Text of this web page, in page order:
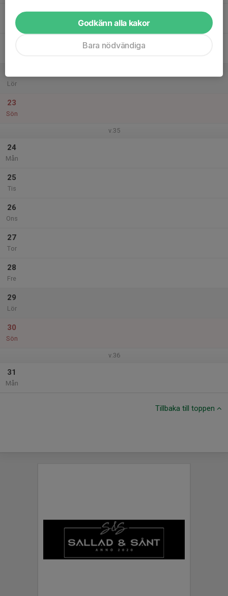
Tor
Lör
23
Sön
v.35
24
Mån
25
Tis
26
Ons
27
Tor
28
Fre
29
Lör
30
Sön
v.36
31
Mån
Tillbaka till toppen
Godkänn alla kakor
Bara nödvändiga